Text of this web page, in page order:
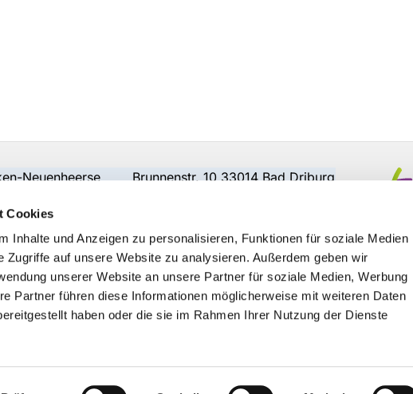
Cookies
Inhalte und Anzeigen zu personalisieren, Funktionen für soziale Medien
Zugriffe auf unsere Website zu analysieren. Außerdem geben wir
unserer Website an unsere Partner für soziale Medien, Werbung
Partner führen diese Informationen möglicherweise mit weiteren Daten
haben oder die sie im Rahmen Ihrer Nutzung der Dienste
Neuenheerse Brunnenstr. 10 33014 Bad Driburg